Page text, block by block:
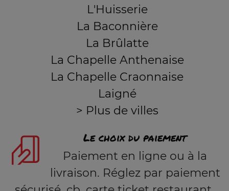
L'Huisserie
La Baconnière
La Brûlatte
La Chapelle Anthenaise
La Chapelle Craonnaise
Laigné
> Plus de villes
Le choix du paiement
Paiement en ligne ou à la
livraison. Réglez par paiement